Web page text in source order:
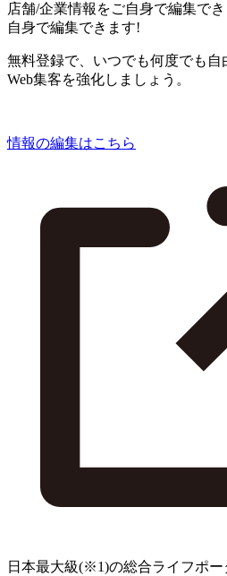
店舗/企業情報をご自身で編集で
自身で編集できます!
無料登録で、いつでも何度でも自
Web集客を強化しましょう。
情報の編集はこちら
日本最大級(※1)の総合ライフポー